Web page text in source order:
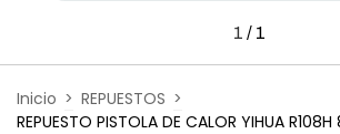
1 / 1
Inicio > REPUESTOS >
REPUESTO PISTOLA DE CALOR YIHUA